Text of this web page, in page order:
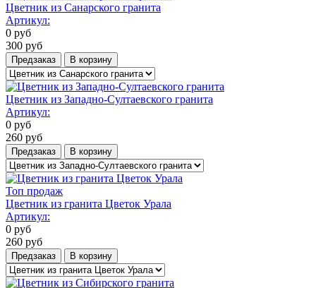
Цветник из Санарского гранита
Артикул:
0 руб
300 руб
Предзаказ В корзину
Цветник из Западно-Султаевского гранита
Артикул:
0 руб
260 руб
Предзаказ В корзину
Топ продаж
Цветник из гранита Цветок Урала
Артикул:
0 руб
260 руб
Предзаказ В корзину